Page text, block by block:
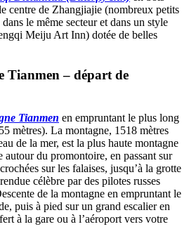
centre de Zhangjiajie (nombreux petits
le même secteur et dans un style
Meiju Art Inn) dotée de belles
Tianmen – départ de
Tianmen en empruntant le plus long
mètres). La montagne, 1518 mètres
de la mer, est la plus haute montagne
autour du promontoire, en passant sur
sur les falaises, jusqu’à la grotte
célèbre par des pilotes russes
de la montagne en empruntant le
puis à pied sur un grand escalier en
à la gare ou à l’aéroport vers votre